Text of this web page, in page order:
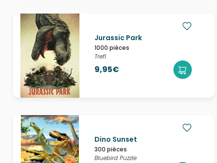
Jurassic Park
1000 pièces
Trefl
9,95€
Dino Sunset
300 pièces
Bluebird Puzzle